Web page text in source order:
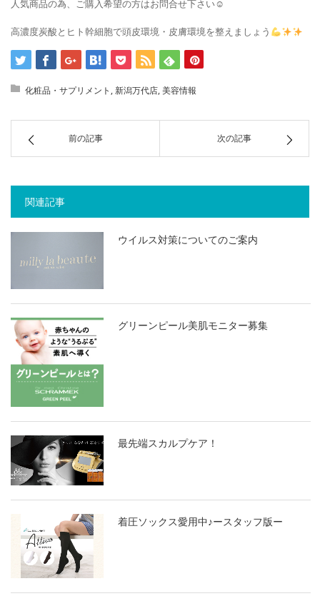
人気商品の為、ご購入希望の方はお問合せ下さい☺
高濃度炭酸とヒト幹細胞で頭皮環境・皮膚環境を整えましょう
化粧品・サプリメント ,新潟万代店,美容情報
前の記事 次の記事
関連記事
ウイルス対策についてのご案内
グリーンピール美肌モニター募集
最先端スカルプケア！
着圧ソックス愛用中♪ースタッフ版ー